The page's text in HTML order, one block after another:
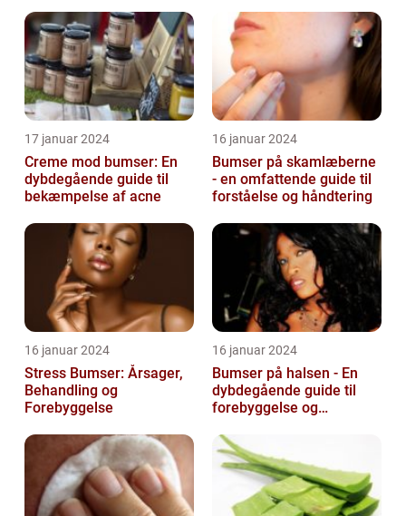
og forebyggelse
17 januar 2024
Creme mod bumser: En
dybdegående guide til
bekæmpelse af acne
16 januar 2024
Bumser på skamlæberne
- en omfattende guide til
forståelse og håndtering
16 januar 2024
Stress Bumser: Årsager,
Behandling og
Forebyggelse
16 januar 2024
Bumser på halsen - En
dybdegående guide til
forebyggelse og